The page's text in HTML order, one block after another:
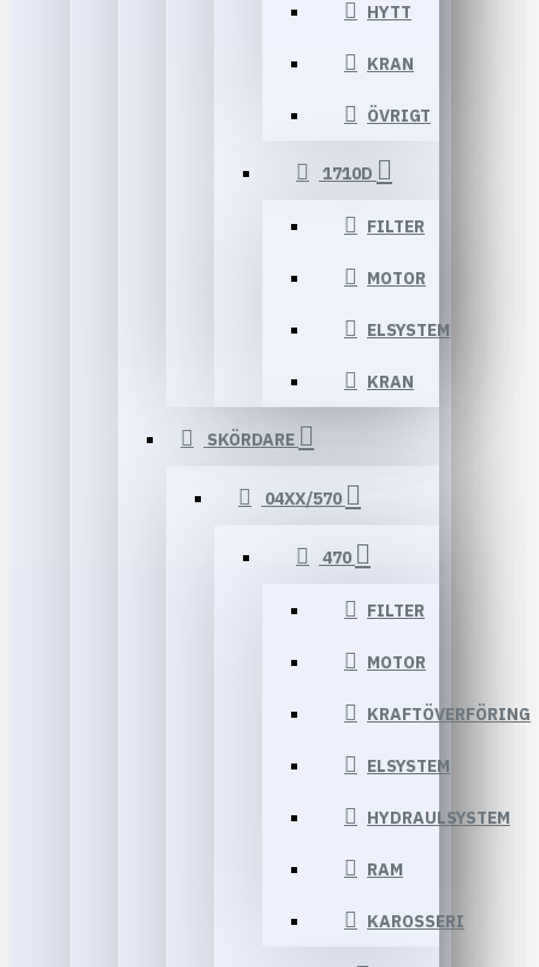
HYTT
KRAN
ÖVRIGT
1710D
FILTER
MOTOR
ELSYSTEM
KRAN
SKÖRDARE
04XX/570
470
FILTER
MOTOR
KRAFTÖVERFÖRING
ELSYSTEM
HYDRAULSYSTEM
RAM
KAROSSERI